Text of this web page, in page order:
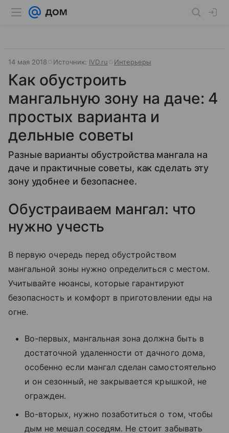
14 мая 2018 Источник: IVD.ru Интерьеры
Как обустроить
мангальную зону на даче: 4
простых варианта и
дельные советы
Разные варианты обустройства мангала на
даче и практичные советы, как сделать эту
зону удобнее и безопаснее.
Обустраиваем мангал: что
нужно учесть
В первую очередь перед обустройством
мангальной зоны нужно определиться с местом.
Учитывайте нюансы, которые гарантируют
безопасность и комфорт в приготовлении еды на
огне.
Во-первых, мангальная зона должна быть в
достаточной удаленности от дачного дома,
особенно если мангал сделан самостоятельно
и он сезонный, не закрывается крышкой, не
огражден.
Во-вторых, нужно позаботиться о том, чтобы
дым не мешал соседям. Не стоит забывать